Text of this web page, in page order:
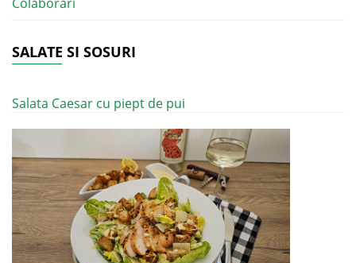
SALATE SI SOSURI
Salata Caesar cu piept de pui